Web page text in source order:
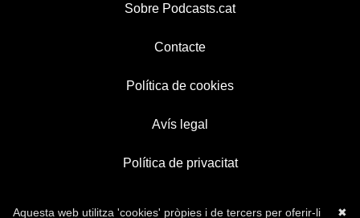
Sobre Podcasts.cat
Contacte
Política de cookies
Avís legal
Política de privacitat
✖
Aquesta web utilitza 'cookies' pròpies i de tercers per oferir-li